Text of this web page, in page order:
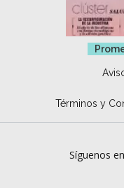
Términos y
Síguenos